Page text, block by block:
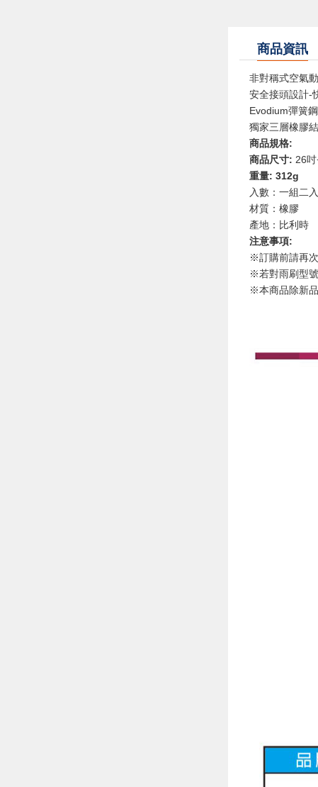
商品資訊
非對稱式空氣
安全接頭設計-
Evodium彈簧
獨家三層橡膠
商品規格:
商品尺寸: 26吋
重量: 312g
入數：一組二入
材質：橡膠
產地：比利時
注意事項:
※訂購前請再
※若對雨刷型
※本商品除新